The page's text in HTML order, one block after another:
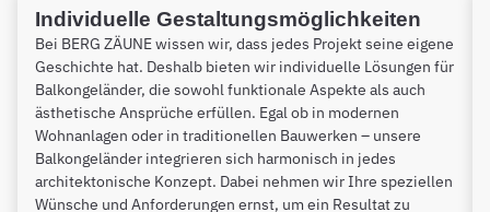
Individuelle Gestaltungsmöglichkeiten
Bei BERG ZÄUNE wissen wir, dass jedes Projekt seine eigene
Geschichte hat. Deshalb bieten wir individuelle Lösungen für
Balkongeländer, die sowohl funktionale Aspekte als auch
ästhetische Ansprüche erfüllen. Egal ob in modernen
Wohnanlagen oder in traditionellen Bauwerken – unsere
Balkongeländer integrieren sich harmonisch in jedes
architektonische Konzept. Dabei nehmen wir Ihre speziellen
Wünsche und Anforderungen ernst, um ein Resultat zu